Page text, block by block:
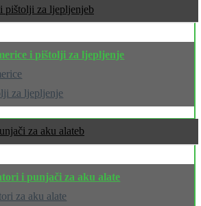
pištolji za ljepljenje
i pištolji za ljepljenje
za ljepljenje
za aku alate
i punjači za aku alate
za aku alate